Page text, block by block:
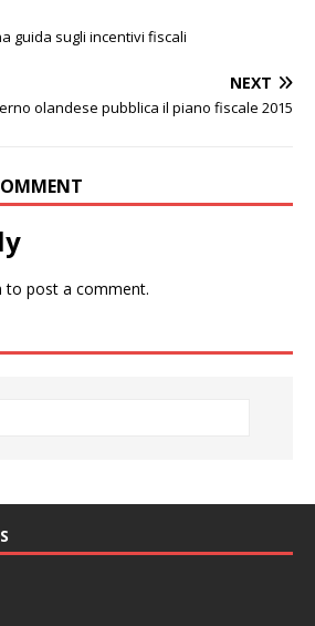
guida sugli incentivi fiscali
NEXT
olandese pubblica il piano fiscale 2015
to post a comment.